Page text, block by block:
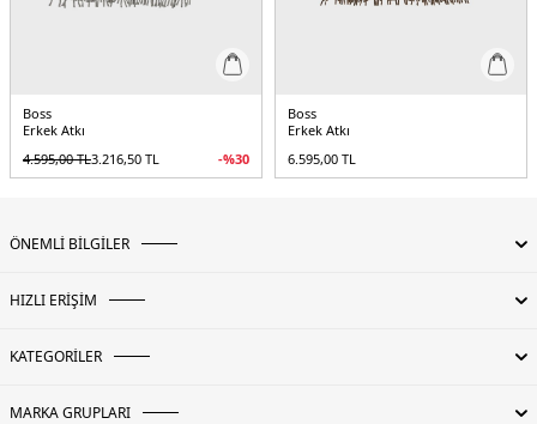
Boss
Erkek Atkı
4.595,00TL3.216,50 TL -%30
Boss
Erkek Atkı
6.595,00 TL
ÖNEMLİ BİLGİLER
HIZLI ERİŞİM
KATEGORİLER
MARKA GRUPLARI